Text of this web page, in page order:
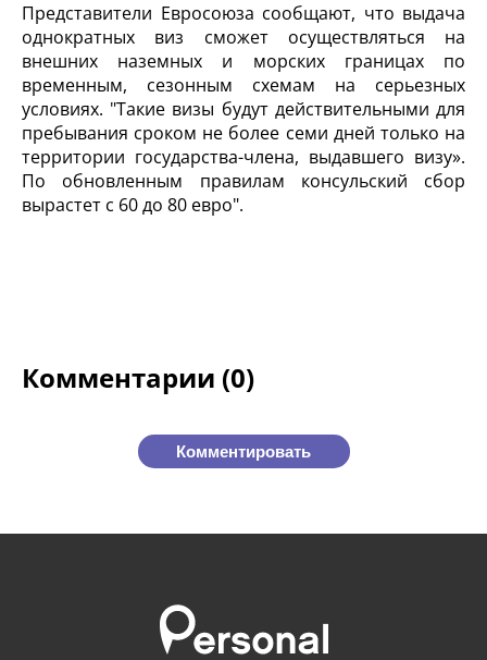
Представители Евросоюза сообщают, что выдача
однократных виз сможет осуществляться на
внешних наземных и морских границах по
временным, сезонным схемам на серьезных
условиях. "Такие визы будут действительными для
пребывания сроком не более семи дней только на
территории государства-члена, выдавшего визу».
По обновленным правилам консульский сбор
вырастет с 60 до 80 евро".
Комментарии (0)
Комментировать